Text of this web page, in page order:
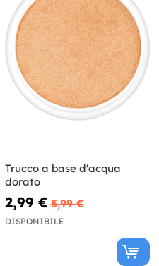
Trucco a base d'acqua
dorato
2,99 € 5,99 €
DISPONIBILE